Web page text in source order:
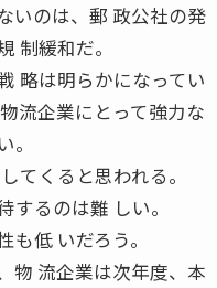
いのは、郵 政公社の発
制緩和だ。
略は明らかになってい
流企業にとって強力な
てくると思われる。
るのは難 しい。
低 いだろう。
物 流企業は次年度、本